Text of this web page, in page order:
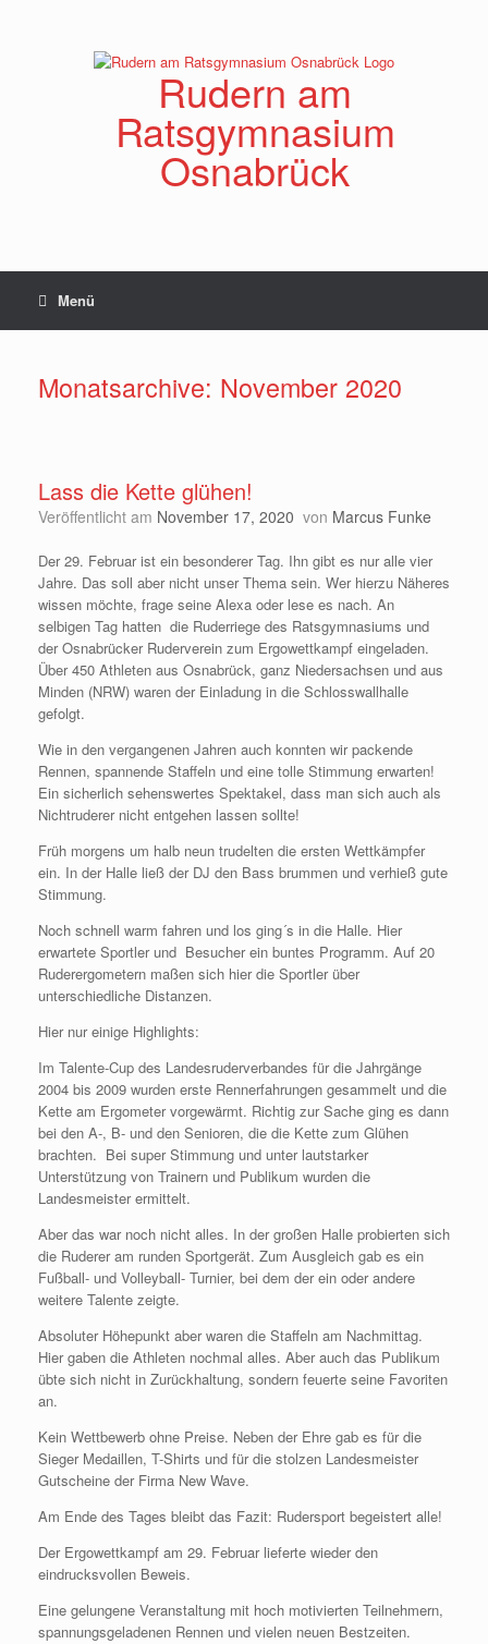
Rudern am
Ratsgymnasium
Osnabrück
Menü
Monatsarchive: November 2020
Lass die Kette glühen!
Veröffentlicht am November 17, 2020 von Marcus Funke
Der 29. Februar ist ein besonderer Tag. Ihn gibt es nur alle vier
Jahre. Das soll aber nicht unser Thema sein. Wer hierzu Näheres
wissen möchte, frage seine Alexa oder lese es nach. An
selbigen Tag hatten die Ruderriege des Ratsgymnasiums und
der Osnabrücker Ruderverein zum Ergowettkampf eingeladen.
Über 450 Athleten aus Osnabrück, ganz Niedersachsen und aus
Minden (NRW) waren der Einladung in die Schlosswallhalle
gefolgt.
Wie in den vergangenen Jahren auch konnten wir packende
Rennen, spannende Staffeln und eine tolle Stimmung erwarten!
Ein sicherlich sehenswertes Spektakel, dass man sich auch als
Nichtruderer nicht entgehen lassen sollte!
Früh morgens um halb neun trudelten die ersten Wettkämpfer
ein. In der Halle ließ der DJ den Bass brummen und verhieß gute
Stimmung.
Noch schnell warm fahren und los ging´s in die Halle. Hier
erwartete Sportler und Besucher ein buntes Programm. Auf 20
Ruderergometern maßen sich hier die Sportler über
unterschiedliche Distanzen.
Hier nur einige Highlights:
Im Talente-Cup des Landesruderverbandes für die Jahrgänge
2004 bis 2009 wurden erste Rennerfahrungen gesammelt und die
Kette am Ergometer vorgewärmt. Richtig zur Sache ging es dann
bei den A-, B- und den Senioren, die die Kette zum Glühen
brachten. Bei super Stimmung und unter lautstarker
Unterstützung von Trainern und Publikum wurden die
Landesmeister ermittelt.
Aber das war noch nicht alles. In der großen Halle probierten sich
die Ruderer am runden Sportgerät. Zum Ausgleich gab es ein
Fußball- und Volleyball- Turnier, bei dem der ein oder andere
weitere Talente zeigte.
Absoluter Höhepunkt aber waren die Staffeln am Nachmittag.
Hier gaben die Athleten nochmal alles. Aber auch das Publikum
übte sich nicht in Zurückhaltung, sondern feuerte seine Favoriten
an.
Kein Wettbewerb ohne Preise. Neben der Ehre gab es für die
Sieger Medaillen, T-Shirts und für die stolzen Landesmeister
Gutscheine der Firma New Wave.
Am Ende des Tages bleibt das Fazit: Rudersport begeistert alle!
Der Ergowettkampf am 29. Februar lieferte wieder den
eindrucksvollen Beweis.
Eine gelungene Veranstaltung mit hoch motivierten Teilnehmern,
spannungsgeladenen Rennen und vielen neuen Bestzeiten.